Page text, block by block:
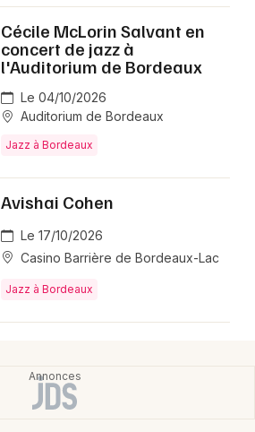
Cécile McLorin Salvant en
concert de jazz à
l'Auditorium de Bordeaux
Le 04/10/2026
Auditorium de Bordeaux
Jazz à Bordeaux
Avishai Cohen
Le 17/10/2026
Casino Barrière de Bordeaux-Lac
Jazz à Bordeaux